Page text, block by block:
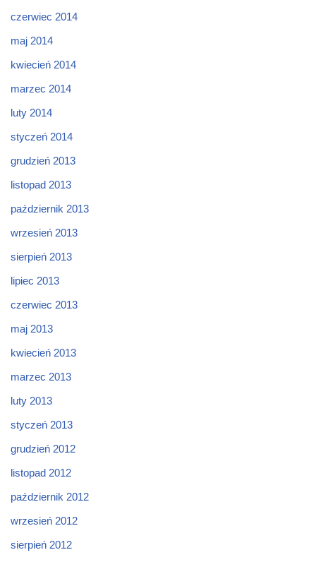
czerwiec 2014
maj 2014
kwiecień 2014
marzec 2014
luty 2014
styczeń 2014
grudzień 2013
listopad 2013
październik 2013
wrzesień 2013
sierpień 2013
lipiec 2013
czerwiec 2013
maj 2013
kwiecień 2013
marzec 2013
luty 2013
styczeń 2013
grudzień 2012
listopad 2012
październik 2012
wrzesień 2012
sierpień 2012